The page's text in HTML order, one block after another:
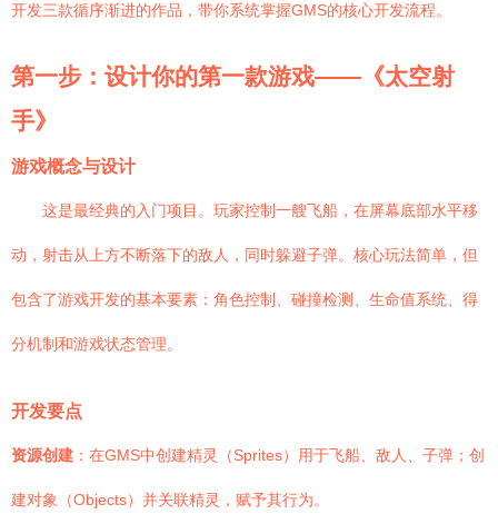
开发三款循序渐进的作品，带你系统掌握GMS的核心开发流程。
第一步：设计你的第一款游戏——《太空射
手》
游戏概念与设计
这是最经典的入门项目。玩家控制一艘飞船，在屏幕底部水平移
动，射击从上方不断落下的敌人，同时躲避子弹。核心玩法简单，但
包含了游戏开发的基本要素：角色控制、碰撞检测、生命值系统、得
分机制和游戏状态管理。
开发要点
资源创建 ：在GMS中创建精灵（Sprites）用于飞船、敌人、子弹；创
建对象（Objects）并关联精灵，赋予其行为。